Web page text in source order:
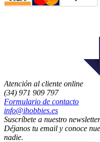
Atención al cliente online
(34) 971 909 797
Formulario de contacto
info@ihobbies.es
Suscríbete a nuestro newsletter
Déjanos tu email y conoce
nadie.